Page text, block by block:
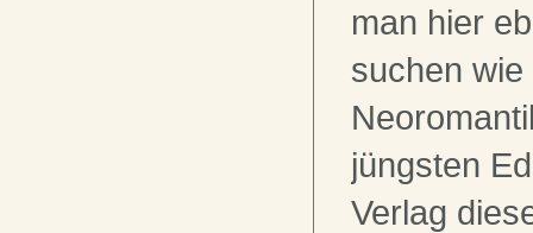
man hier
suchen
jüngsten
Verlag